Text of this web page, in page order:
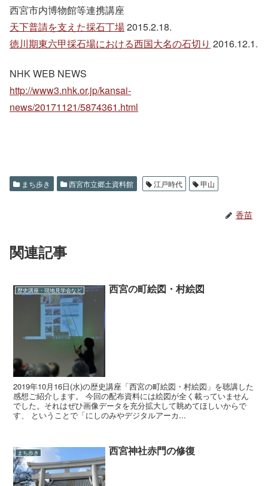
西宮市内博物館等連携講座
天下普請を支えた採石丁場2015.2.18.
徳川期東六甲採石場における西国大名の石切り 2016.12.1.
NHK WEB NEWS
http://www3.nhk.or.jp/kansai-
news/20171121/5874361.html
まち歩き 西宮市立郷土資料館 江戸時代 甲山
香苗
関連記事
歴史講座・現地見学会など 西宮の町絵図・村絵図
2019年10月16日(水)の歴史講座「西宮の町絵図・村絵図」を聴講した
感想ご紹介します。 今回の配布資料には絵図が全く載っていません
でした。それはぜひ画像データを充分拡大して眺めてほしいからで
す、 ということで「にしのみやデジタルアーカ...
まち歩き 西宮神社赤門の修復